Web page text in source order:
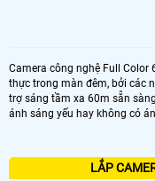
Camera công nghệ Full
thực trong màn đêm, bởi các
trợ sáng tầm xa 60m sẵn
ánh sáng yếu hay không có
LẮP